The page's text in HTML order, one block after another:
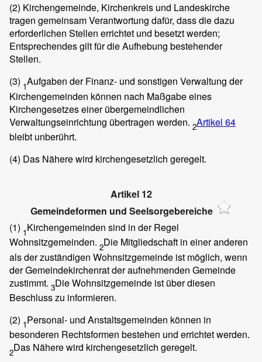
(2) Kirchengemeinde, Kirchenkreis und Landeskirche
tragen gemeinsam Verantwortung dafür, dass die dazu
erforderlichen Stellen errichtet und besetzt werden;
Entsprechendes gilt für die Aufhebung bestehender
Stellen.
(3) 1Aufgaben der Finanz- und sonstigen Verwaltung der
Kirchengemeinden können nach Maßgabe eines
Kirchengesetzes einer übergemeindlichen
Verwaltungseinrichtung übertragen werden. 2Artikel 64
bleibt unberührt.
(4) Das Nähere wird kirchengesetzlich geregelt.
Artikel 12
Gemeindeformen und Seelsorgebereiche
(1) 1Kirchengemeinden sind in der Regel
Wohnsitzgemeinden. 2Die Mitgliedschaft in einer anderen
als der zuständigen Wohnsitzgemeinde ist möglich, wenn
der Gemeindekirchenrat der aufnehmenden Gemeinde
zustimmt. 3Die Wohnsitzgemeinde ist über diesen
Beschluss zu informieren.
(2) 1Personal- und Anstaltsgemeinden können in
besonderen Rechtsformen bestehen und errichtet werden.
2Das Nähere wird kirchengesetzlich geregelt.